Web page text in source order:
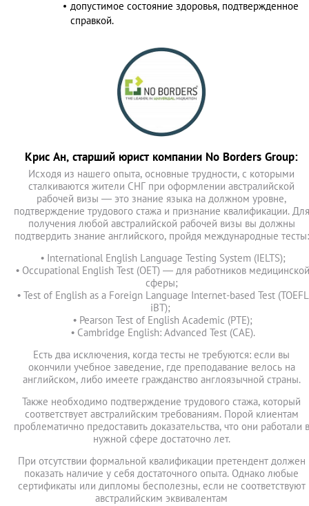
допустимое состояние здоровья, подтвержденное
справкой.
Крис Ан, старший юрист компании No Borders Group:
Исходя из нашего опыта, основные трудности, с которыми
сталкиваются жители СНГ при оформлении австралийской
рабочей визы — это знание языка на должном уровне,
подтверждение трудового стажа и признание квалификации. Для
получения любой австралийской рабочей визы вы должны
подтвердить знание английского, пройдя международные тесты:
• International English Language Testing System (IELTS);
• Occupational English Test (OET) — для работников медицинской
сферы;
• Test of English as a Foreign Language Internet-based Test (TOEFL
iBT);
• Pearson Test of English Academic (PTE);
• Cambridge English: Advanced Test (CAE).
Есть два исключения, когда тесты не требуются: если вы
окончили учебное заведение, где преподавание велось на
английском, либо имеете гражданство англоязычной страны.
Также необходимо подтверждение трудового стажа, который
соответствует австралийским требованиям. Порой клиентам
проблематично предоставить доказательства, что они работали в
нужной сфере достаточно лет.
При отсутствии формальной квалификации претендент должен
показать наличие у себя достаточного опыта. Однако любые
сертификаты или дипломы бесполезны, если не соответствуют
австралийским эквивалентам